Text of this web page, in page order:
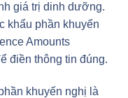
giá trị dinh dưỡng.
khẩu phần khuyến
Amounts
điền thông tin đúng.
khuyến nghị là